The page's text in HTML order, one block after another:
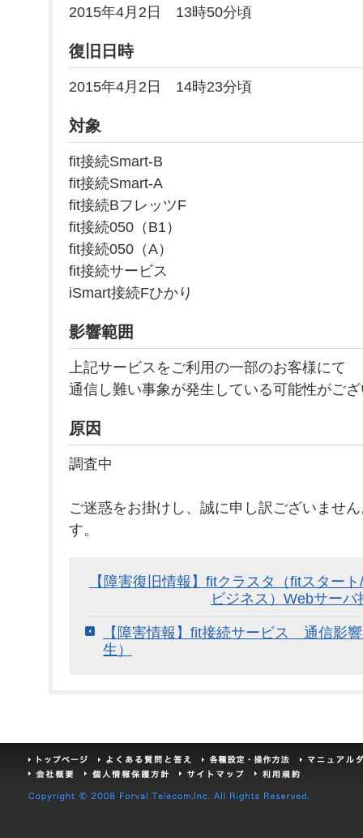
2015年4月2日 13時50分頃
復旧日時
2015年4月2日 14時23分頃
対象
fit接続Smart-B
fit接続Smart-A
fit接続BフレッツF
fit接続050（B1）
fit接続050（A）
fit接続サービス
iSmart接続Fひかり
影響範囲
上記サービスをご利用の一部のお客様にて
通信し難い事象が発生している可能性がご
原因
調査中
ご迷惑をお掛けし、誠に申し訳ございませ
す。
【障害復旧情報】fitクラスタ（fitスター
ビジネス）Webサー
【障害情報】fit接続サービス 通信影
生）